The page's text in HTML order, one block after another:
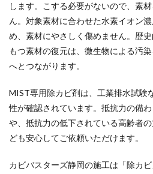
します。こする必要がないので、素
ん。対象素材に合わせた水素イオン
め、素材にやさしく傷めません。歴
もつ素材の復元は、微生物による汚
へとつながります。
MIST専用除カビ剤は、工業排水試験
性が確認されています。抵抗力の備
や、抵抗力の低下されている高齢者
ども安心してご依頼いただけます。
カビバスターズ静岡の施工は「除カ